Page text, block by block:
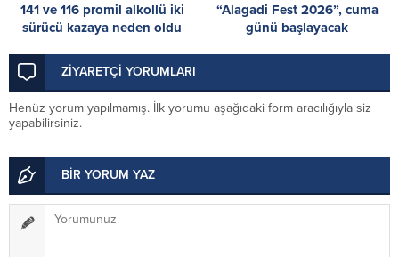
141 ve 116 promil alkollü iki
sürücü kazaya neden oldu
“Alagadi Fest 2026”, cuma
günü başlayacak
ZİYARETÇİ YORUMLARI
Henüz yorum yapılmamış. İlk yorumu aşağıdaki form aracılığıyla siz
yapabilirsiniz.
BİR YORUM YAZ